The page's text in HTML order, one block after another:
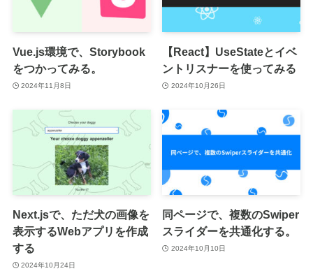
Vue.js環境で、Storybook
をつかってみる。
2024年11月8日
【React】UseStateとイベ
ントリスナーを使ってみる
2024年10月26日
Next.jsで、ただ犬の画像を
表示するWebアプリを作成
する
2024年10月24日
同ページで、複数のSwiper
スライダーを共通化する。
2024年10月10日